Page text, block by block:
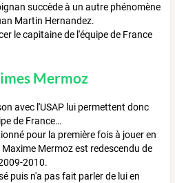
succède à un autre phénomène
Martin Hernandez.
le capitaine de l'équipe de France
Mermoz
avec l'USAP lui permettent donc
de France…
pour la première fois à jouer en
Mermoz est redescendu de
2010.
puis n'a pas fait parler de lui en